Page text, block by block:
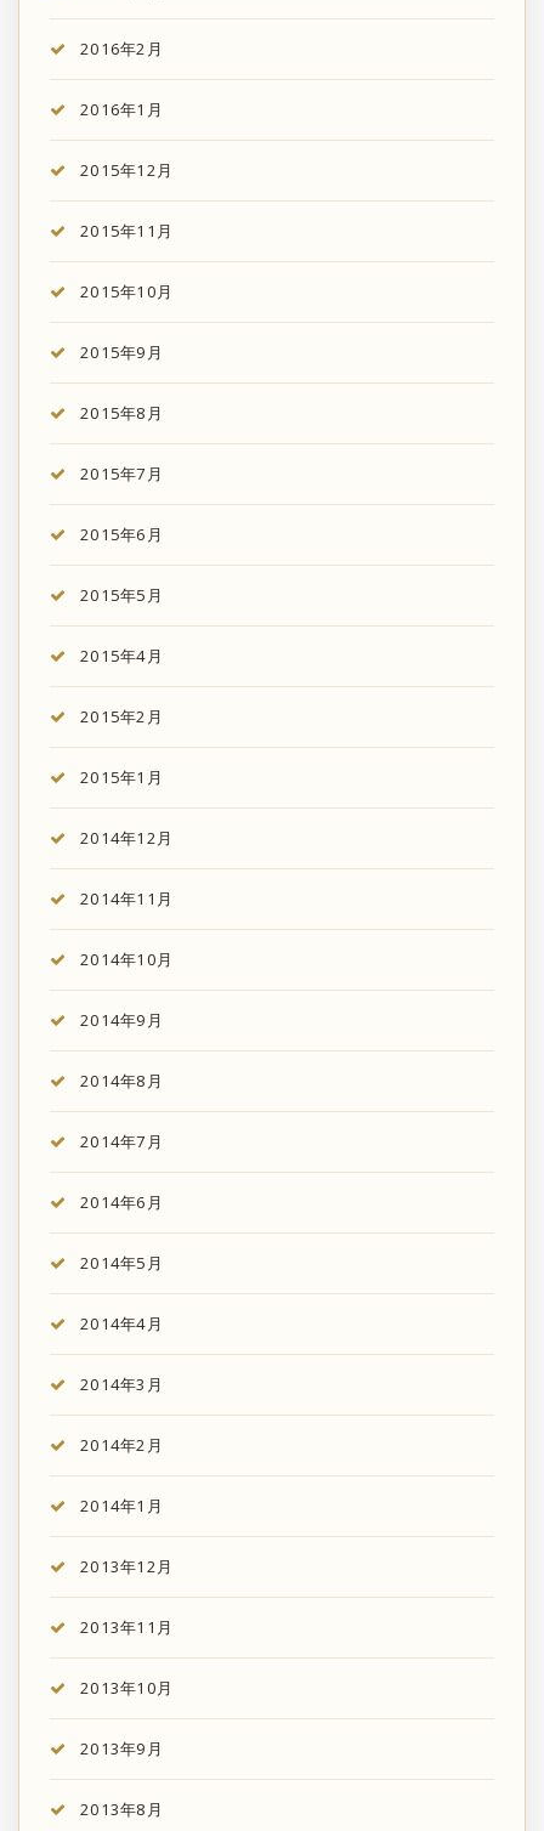
2016年2月
2016年1月
2015年12月
2015年11月
2015年10月
2015年9月
2015年8月
2015年7月
2015年6月
2015年5月
2015年4月
2015年2月
2015年1月
2014年12月
2014年11月
2014年10月
2014年9月
2014年8月
2014年7月
2014年6月
2014年5月
2014年4月
2014年3月
2014年2月
2014年1月
2013年12月
2013年11月
2013年10月
2013年9月
2013年8月